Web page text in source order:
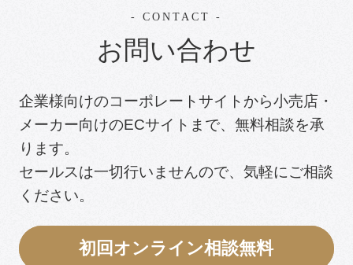
CONTACT
お問い合わせ
企業様向けのコーポレートサイトから小売店・
メーカー向けのECサイトまで、無料相談を承
ります。
セールスは一切行いませんので、気軽にご相談
ください。
初回オンライン相談無料